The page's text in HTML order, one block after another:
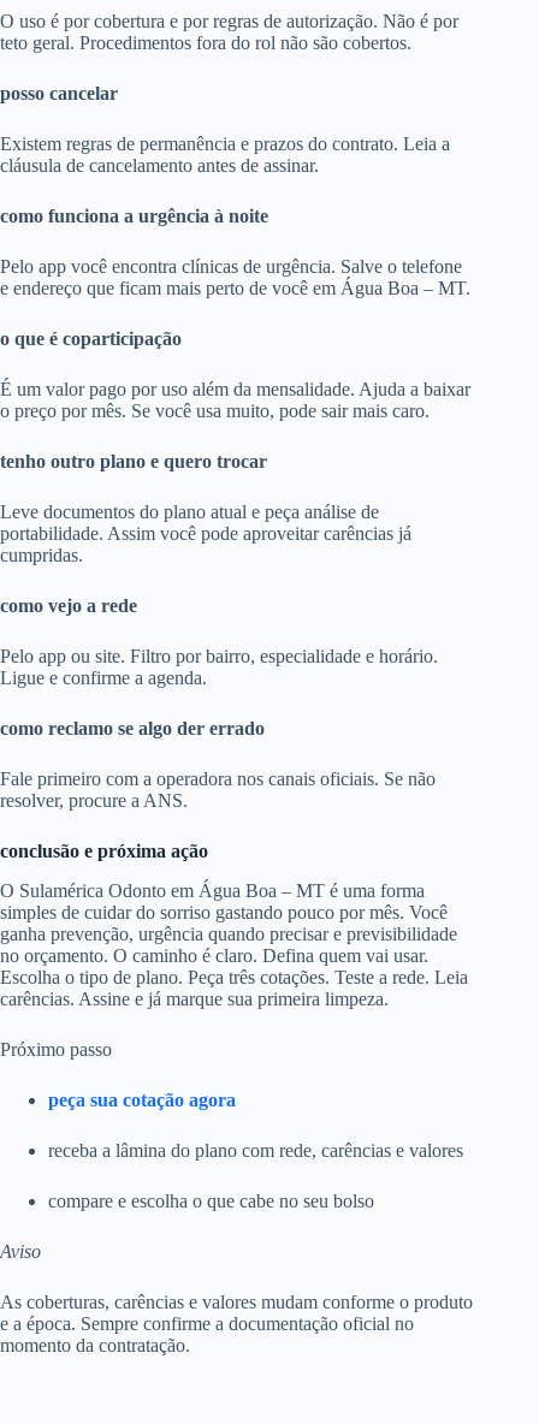
O uso é por cobertura e por regras de autorização. Não é por
teto geral. Procedimentos fora do rol não são cobertos.
posso cancelar
Existem regras de permanência e prazos do contrato. Leia a
cláusula de cancelamento antes de assinar.
como funciona a urgência à noite
Pelo app você encontra clínicas de urgência. Salve o telefone
e endereço que ficam mais perto de você em Água Boa – MT.
o que é coparticipação
É um valor pago por uso além da mensalidade. Ajuda a baixar
o preço por mês. Se você usa muito, pode sair mais caro.
tenho outro plano e quero trocar
Leve documentos do plano atual e peça análise de
portabilidade. Assim você pode aproveitar carências já
cumpridas.
como vejo a rede
Pelo app ou site. Filtro por bairro, especialidade e horário.
Ligue e confirme a agenda.
como reclamo se algo der errado
Fale primeiro com a operadora nos canais oficiais. Se não
resolver, procure a ANS.
conclusão e próxima ação
O Sulamérica Odonto em Água Boa – MT é uma forma
simples de cuidar do sorriso gastando pouco por mês. Você
ganha prevenção, urgência quando precisar e previsibilidade
no orçamento. O caminho é claro. Defina quem vai usar.
Escolha o tipo de plano. Peça três cotações. Teste a rede. Leia
carências. Assine e já marque sua primeira limpeza.
Próximo passo
peça sua cotação agora
receba a lâmina do plano com rede, carências e valores
compare e escolha o que cabe no seu bolso
Aviso
As coberturas, carências e valores mudam conforme o produto
e a época. Sempre confirme a documentação oficial no
momento da contratação.